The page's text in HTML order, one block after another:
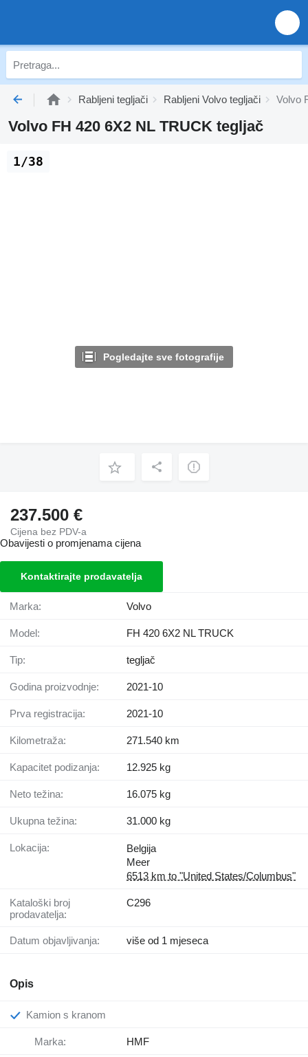
Rabljeni tegljači Rabljeni Volvo tegljači Volvo
Volvo FH 420 6X2 NL TRUCK tegljač
Pogledajte sve fotografije
1/38
237.500 €
Cijena bez PDV-a
Obavijesti o promjenama cijena
Kontaktirajte prodavatelja
Marka: Volvo
Model: FH 420 6X2 NL TRUCK
Tip: tegljač
Godina proizvodnje: 2021-10
Prva registracija: 2021-10
Kilometraža: 271.540 km
Kapacitet podizanja: 12.925 kg
Neto težina: 16.075 kg
Ukupna težina: 31.000 kg
Lokacija:
Belgija
Meer
6513 km to "United States/Columbus"
Kataloški broj
prodavatelja:
C296
Datum objavljivanja: više od 1 mjeseca
Opis
Kamion s kranom
Marka: HMF